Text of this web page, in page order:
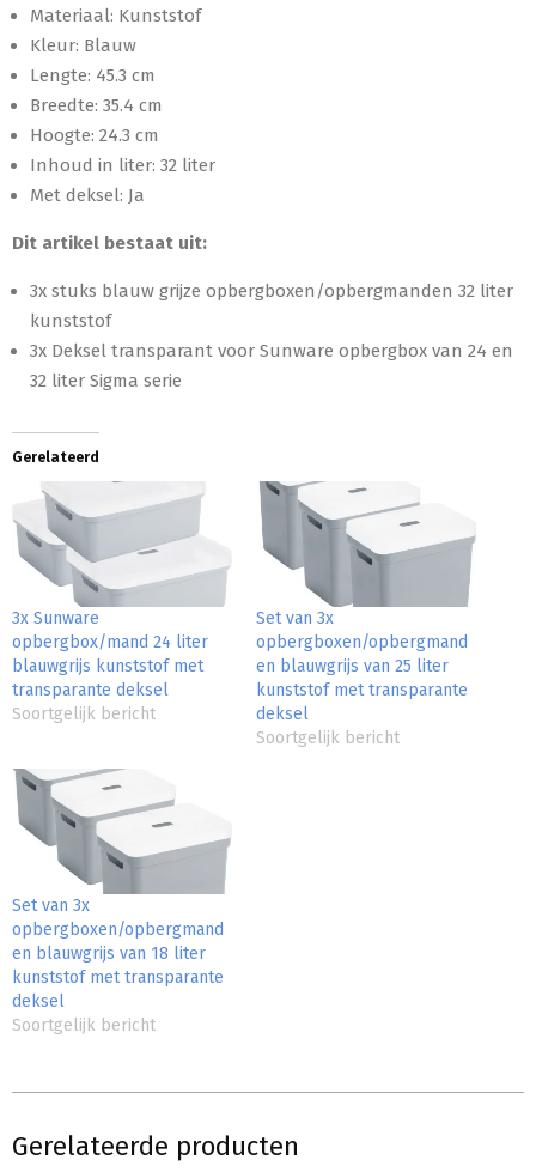
Materiaal: Kunststof
Kleur: Blauw
Lengte: 45.3 cm
Breedte: 35.4 cm
Hoogte: 24.3 cm
Inhoud in liter: 32 liter
Met deksel: Ja
Dit artikel bestaat uit:
3x stuks blauw grijze opbergboxen/opbergmanden 32 liter
kunststof
3x Deksel transparant voor Sunware opbergbox van 24 en
32 liter Sigma serie
Gerelateerd
3x Sunware
opbergbox/mand 24 liter
blauwgrijs kunststof met
transparante deksel
Soortgelijk bericht
Set van 3x
opbergboxen/opbergmand
en blauwgrijs van 25 liter
kunststof met transparante
deksel
Soortgelijk bericht
Set van 3x
opbergboxen/opbergmand
en blauwgrijs van 18 liter
kunststof met transparante
deksel
Soortgelijk bericht
Gerelateerde producten